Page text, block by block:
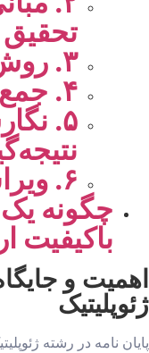
تحقیق
۳. روش‌شناسی تحقیق
۴. جمع‌آوری و تحلیل داده‌ها
۵.
۶. ویراستاری و دفاع
چگونه یک
باکیفیت
اهمیت و
ژئوپلیتیک
پایان نامه در رشته